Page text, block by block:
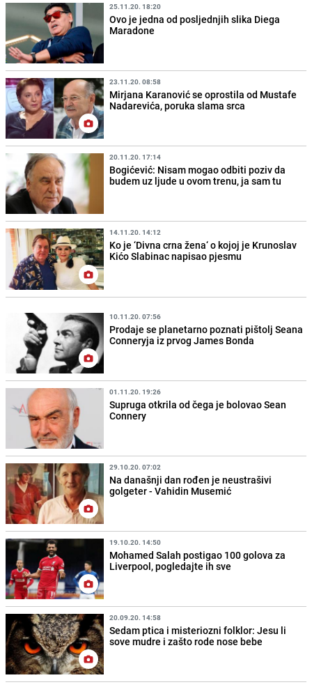
25.11.20. 18:20
Ovo je jedna od posljednjih slika Diega
Maradone
23.11.20. 08:58
Mirjana Karanović se oprostila od Mustafe
Nadarevića, poruka slama srca
20.11.20. 17:14
Bogićević: Nisam mogao odbiti poziv da
budem uz ljude u ovom trenu, ja sam tu
14.11.20. 14:12
Ko je ‘Divna crna žena‘ o kojoj je Krunoslav
Kićo Slabinac napisao pjesmu
10.11.20. 07:56
Prodaje se planetarno poznati pištolj Seana
Conneryja iz prvog James Bonda
01.11.20. 19:26
Supruga otkrila od čega je bolovao Sean
Connery
29.10.20. 07:02
Na današnji dan rođen je neustrašivi
golgeter - Vahidin Musemić
19.10.20. 14:50
Mohamed Salah postigao 100 golova za
Liverpool, pogledajte ih sve
20.09.20. 14:58
Sedam ptica i misteriozni folklor: Jesu li
sove mudre i zašto rode nose bebe